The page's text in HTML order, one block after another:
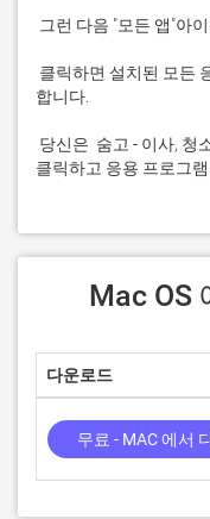
클릭하고 응용 프로그
Mac OS
다운로드
무료 - MAC 에서